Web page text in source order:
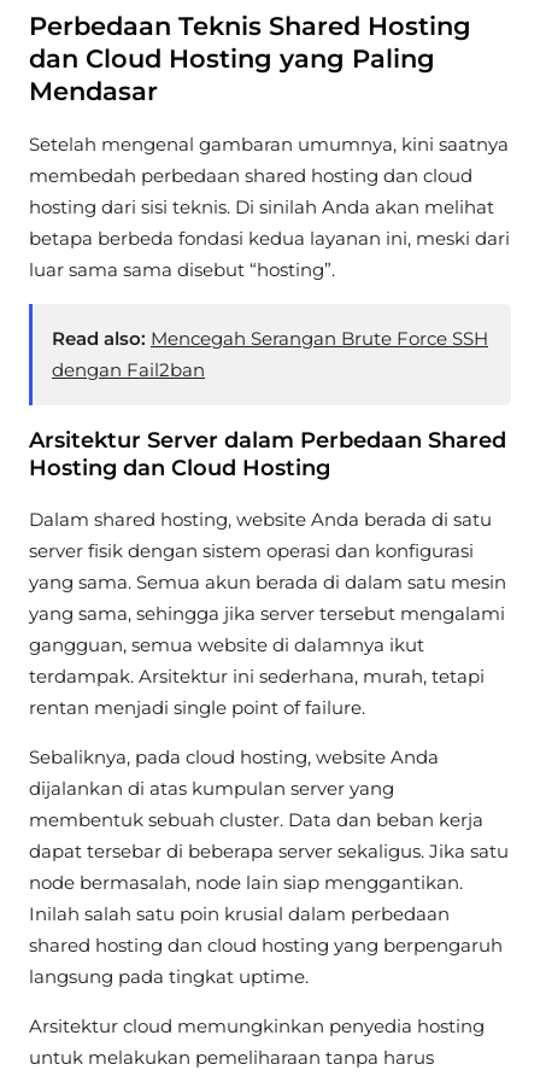
Perbedaan Teknis Shared Hosting
dan Cloud Hosting yang Paling
Mendasar
Setelah mengenal gambaran umumnya, kini saatnya
membedah perbedaan shared hosting dan cloud
hosting dari sisi teknis. Di sinilah Anda akan melihat
betapa berbeda fondasi kedua layanan ini, meski dari
luar sama sama disebut “hosting”.
Read also: Mencegah Serangan Brute Force SSH
dengan Fail2ban
Arsitektur Server dalam Perbedaan Shared
Hosting dan Cloud Hosting
Dalam shared hosting, website Anda berada di satu
server fisik dengan sistem operasi dan konfigurasi
yang sama. Semua akun berada di dalam satu mesin
yang sama, sehingga jika server tersebut mengalami
gangguan, semua website di dalamnya ikut
terdampak. Arsitektur ini sederhana, murah, tetapi
rentan menjadi single point of failure.
Sebaliknya, pada cloud hosting, website Anda
dijalankan di atas kumpulan server yang
membentuk sebuah cluster. Data dan beban kerja
dapat tersebar di beberapa server sekaligus. Jika satu
node bermasalah, node lain siap menggantikan.
Inilah salah satu poin krusial dalam perbedaan
shared hosting dan cloud hosting yang berpengaruh
langsung pada tingkat uptime.
Arsitektur cloud memungkinkan penyedia hosting
untuk melakukan pemeliharaan tanpa harus